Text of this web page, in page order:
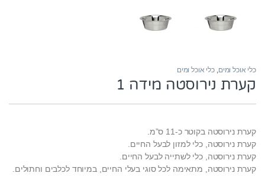
כלי אוכל ומים, כלי אוכל ומים
קערת נירוסטה מידה 1
קערת נירוסטה בקוטר כ-11 ס”מ.
קערת נירוסטה, כלי למזון לבעל החיים.
קערת נירוסטה, כלי לשתייה לבעל החיים.
קערת נירוסטה, מתאימה לכל סוגי בעלי החיים, במיוחד לכלבים וחתולים.